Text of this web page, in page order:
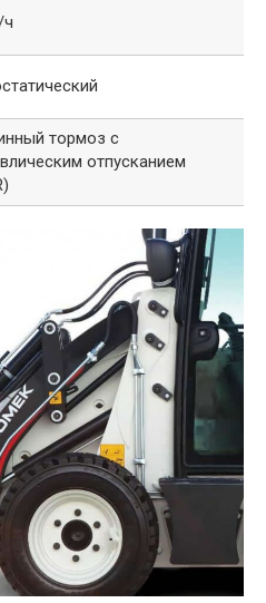
тормоз с
отпусканием